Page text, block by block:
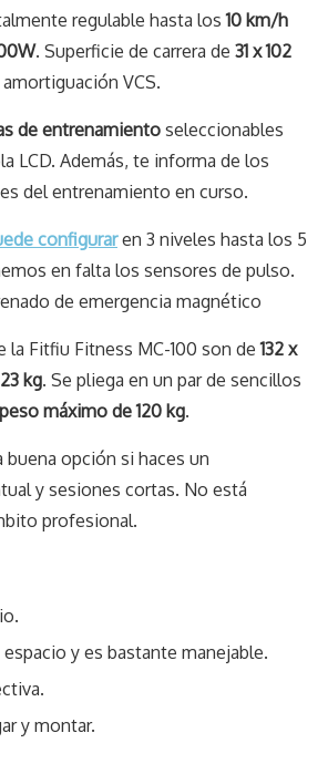
regulable hasta los10 km/h
. Superficie de carrera de 31 x 102
VCS.
de entrenamientoseleccionables
LCD. Además, te informa de los
del entrenamiento en curso.
configuraren 3 niveles hasta los 5
en falta los sensores de pulso.
de emergencia magnético
la Fitfiu Fitness MC-100 son de132 x
23 kg. Se pliega en un par de sencillos
peso máximo de 120 kg.
buena opción si haces un
y sesiones cortas. No está
profesional.
y es bastante manejable.
y montar.